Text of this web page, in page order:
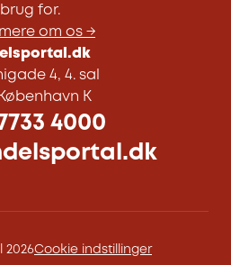
brug for.
om os →
4, 4. sal
København K
4000
2026Cookie indstillinger